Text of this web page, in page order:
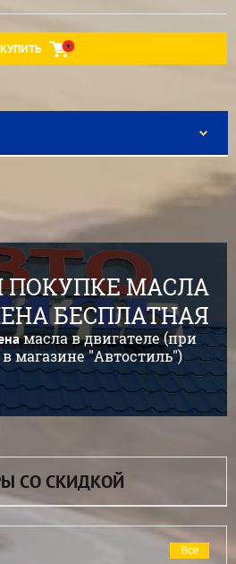
КУПИТЬ
ПОКУПКЕ МАСЛА
БЕСПЛАТНАЯ
масла в двигателе (при
магазине "Автостиль")
СО СКИДКОЙ
Все